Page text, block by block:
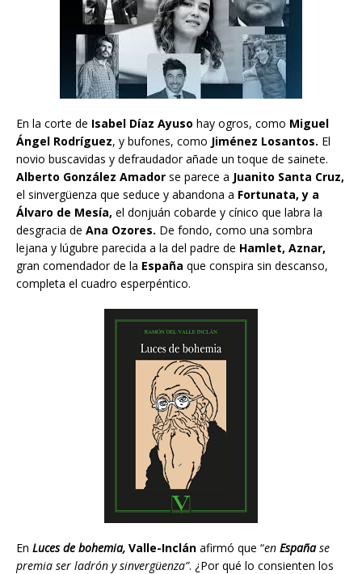
En la corte de Isabel Díaz Ayuso hay ogros, como Miguel
Ángel Rodríguez, y bufones, como Jiménez Losantos. El
novio buscavidas y defraudador añade un toque de sainete.
Alberto González Amador se parece a Juanito Santa Cruz,
el sinvergüenza que seduce y abandona a Fortunata, y a
Álvaro de Mesía, el donjuán cobarde y cínico que labra la
desgracia de Ana Ozores. De fondo, como una sombra
lejana y lúgubre parecida a la del padre de Hamlet, Aznar,
gran comendador de la España que conspira sin descanso,
completa el cuadro esperpéntico.
En Luces de bohemia, Valle-Inclán afirmó que “en Españase
premia ser ladrón y sinvergüenza”. ¿Por qué lo consienten los